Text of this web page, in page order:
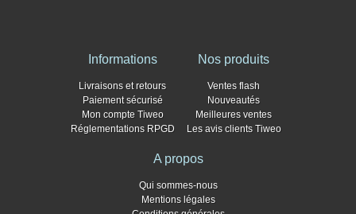
Informations
Livraisons et retours
Paiement sécurisé
Mon compte Tiweo
Réglementations RPGD
Nos produits
Ventes flash
Nouveautés
Meilleures ventes
Les avis clients Tiweo
A propos
Qui sommes-nous
Mentions légales